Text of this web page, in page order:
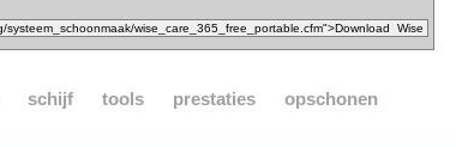
schijf tools prestaties opschonen